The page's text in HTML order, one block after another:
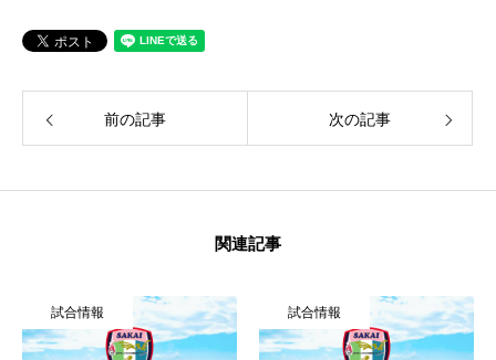
前の記事 次の記事
関連記事
試合情報 試合